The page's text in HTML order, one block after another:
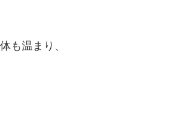
も温まり、